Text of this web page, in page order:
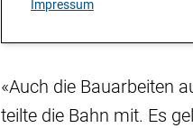
Impressum
«Auch die Bauarbeiten
teilte die Bahn mit. Es